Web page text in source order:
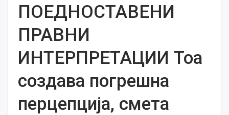
ПОЕДНОСТАВЕНИ
ПРАВНИ
ИНТЕРПРЕТАЦИИ Тоа
создава погрешна
перцепција, смета